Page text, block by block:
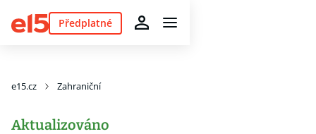
Předplatné
e15.cz Zahraniční
Aktualizováno